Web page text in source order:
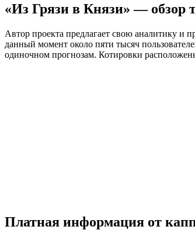
«Из Грязи в Князи» — обзор
Автор проекта предлагает свою аналитику
данный момент около пяти тысяч
одиночном прогнозам. Котировки
Платная информация от